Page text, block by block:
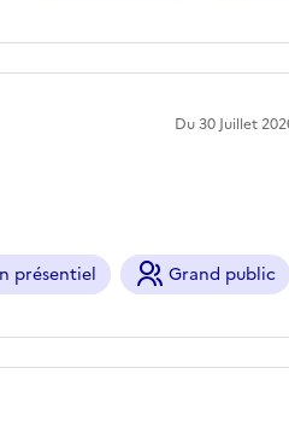
Du 30 Juillet
présentiel Grand public